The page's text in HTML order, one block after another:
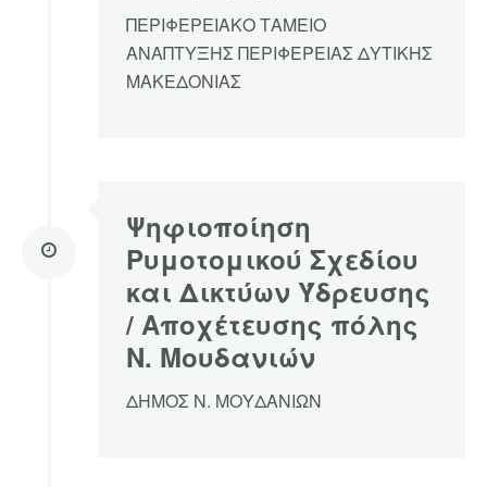
ΠΕΡΙΦΕΡΕΙΑΚΟ ΤΑΜΕΙΟ
ΑΝΑΠΤΥΞΗΣ ΠΕΡΙΦΕΡΕΙΑΣ ΔΥΤΙΚΗΣ
ΜΑΚΕΔΟΝΙΑΣ
Ψηφιοποίηση
Ρυμοτομικού Σχεδίου
και Δικτύων Ύδρευσης
/ Αποχέτευσης πόλης
Ν. Μουδανιών
ΔΗΜΟΣ Ν. ΜΟΥΔΑΝΙΩΝ